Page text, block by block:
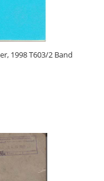
1998 T603/2 Band